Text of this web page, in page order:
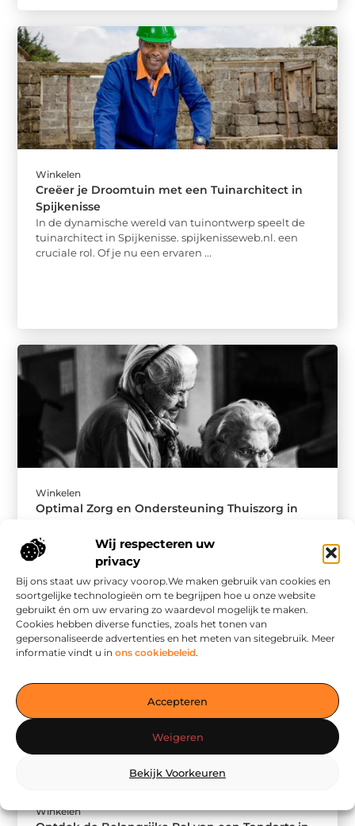
Wij respecteren uw
privacy
Bij ons staat uw privacy voorop.We maken gebruik van cookies en
soortgelijke technologieën om te begrijpen hoe u onze website
gebruikt én om uw ervaring zo waardevol mogelijk te maken.
Cookies hebben diverse functies, zoals het tonen van
gepersonaliseerde advertenties en het meten van sitegebruik. Meer
informatie vindt u in ons cookiebeleid.
Accepteren
Weigeren
Bekijk Voorkeuren
Winkelen
Creëer je Droomtuin met een Tuinarchitect in
Spijkenisse
In de dynamische wereld van tuinontwerp speelt de
tuinarchitect in Spijkenisse. spijkenisseweb.nl. een
cruciale rol. Of je nu een ervaren ...
Winkelen
Optimal Zorg en Ondersteuning Thuiszorg in
Thuiszorg in Lelystad biedt een essentiële service aan
de groeiende oudere bevolking. Het stelt ouderen in
staat om in hun ...
Winkelen